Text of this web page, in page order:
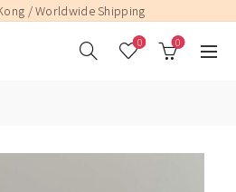
/ Worldwide Shipping
0 0